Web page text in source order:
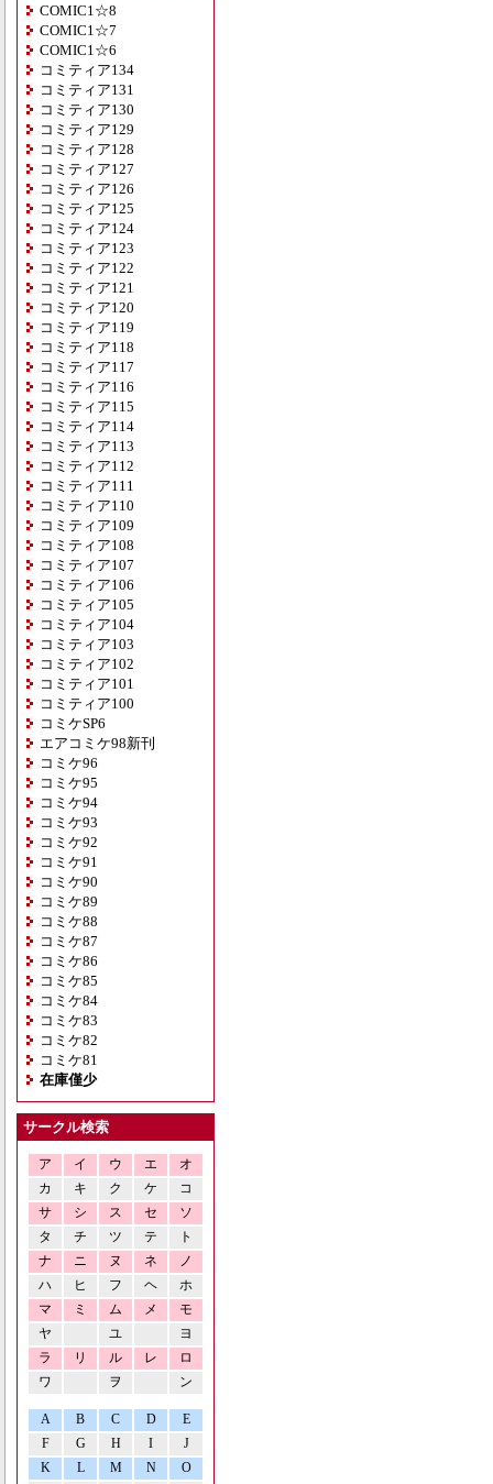
COMIC1☆8
COMIC1☆7
COMIC1☆6
コミティア134
コミティア131
コミティア130
コミティア129
コミティア128
コミティア127
コミティア126
コミティア125
コミティア124
コミティア123
コミティア122
コミティア121
コミティア120
コミティア119
コミティア118
コミティア117
コミティア116
コミティア115
コミティア114
コミティア113
コミティア112
コミティア111
コミティア110
コミティア109
コミティア108
コミティア107
コミティア106
コミティア105
コミティア104
コミティア103
コミティア102
コミティア101
コミティア100
コミケSP6
エアコミケ98新刊
コミケ96
コミケ95
コミケ94
コミケ93
コミケ92
コミケ91
コミケ90
コミケ89
コミケ88
コミケ87
コミケ86
コミケ85
コミケ84
コミケ83
コミケ82
コミケ81
在庫僅少
サークル検索
ア イ ウ エ
オ
カ
キ ク ケ
コ
サ
シ ス セ
ソ
タ
チ ツ テ
ト
ナ
ニ ヌ ネ
ノ
ハ
ヒ フ ヘ
ホ
マ
ミ ム メ
モ
ヤ
ユ
ヨ
ラ
リ ル レ
ロ
ワ
ヲ ン
A B C D
E
F
G H I
J
K
L M N O